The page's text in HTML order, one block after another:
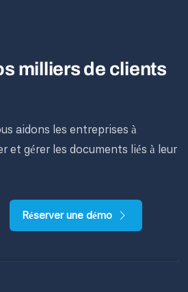
milliers de clients
aidons les entreprises à
et gérer les documents liés à leur
Réserver une démo